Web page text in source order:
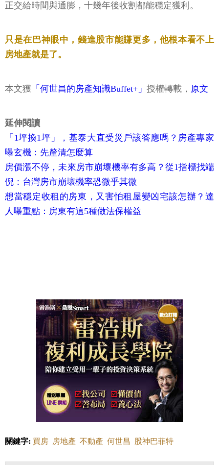
正交給時間與通膨，十幾年後收割都能穩定獲利。
只是在巴神眼中，錢進股市能賺更多，他根本看不上
房地產就是了。
本文獲 「何世昌的房產知識Buffet+」 授權轉載， 原文
延伸閱讀
「1坪換1坪」，基泰大直受災戶該答應嗎？房產專家
曝玄機：先釐清怎麼算
房價漲不停，未來房市崩壞機率有多高？從1指標找端
倪：台灣房市崩壞機率恐微乎其微
想當穩定收租的房東，又害怕租屋變凶宅該怎辦？達
人曝重點：房東有這5種做法保權益
關鍵字: 買房 房地產 不動產 何世昌 股神巴菲特